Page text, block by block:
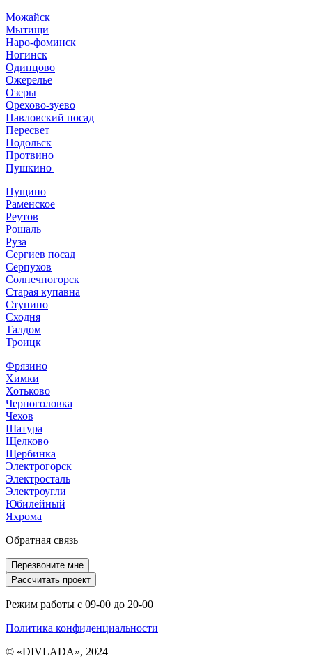
Можайск
Мытищи
Наро-фоминск
Ногинск
Одинцово
Ожерелье
Озеры
Орехово-зуево
Павловский посад
Пересвет
Подольск
Протвино
Пушкино
Пущино
Раменское
Реутов
Рошаль
Руза
Сергиев посад
Серпухов
Солнечногорск
Старая купавна
Ступино
Сходня
Талдом
Троицк
Фрязино
Химки
Хотьково
Черноголовка
Чехов
Шатура
Щелково
Щербинка
Электрогорск
Электросталь
Электроугли
Юбилейный
Яхрома
Обратная связь
Перезвоните мне
Рассчитать проект
Режим работы с 09-00 до 20-00
Политика конфиденциальности
© «DIVLADA», 2024